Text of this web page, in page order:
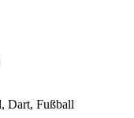
Dart, Fußball